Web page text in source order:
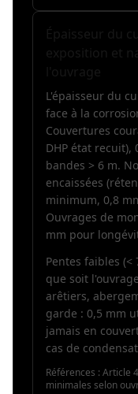
L'épaisseur du
face à la
Couvertures
DHP état
bandes > 6 m.
encaissées
minimum, 0,8
Ouvrages de
mm pour
Pentes faibles
que soit
arêtiers,
garde : 0,5 mm
jamais en
cas de
Références : Article
minimales selon